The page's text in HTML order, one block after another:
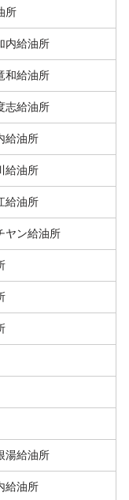
所
内給油所
和給油所
志給油所
給油所
給油所
給油所
ヤン給油所
湯給油所
給油所